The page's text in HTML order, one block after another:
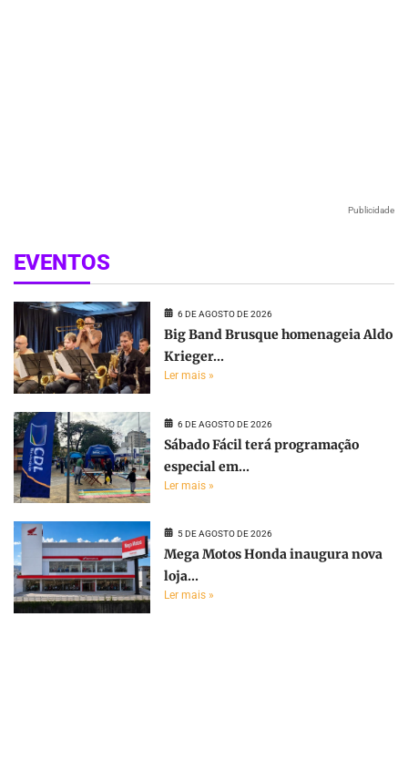
Publicidade
EVENTOS
6 DE AGOSTO DE 2026
Big Band Brusque homenageia Aldo
Krieger...
Ler mais »
6 DE AGOSTO DE 2026
Sábado Fácil terá programação
especial em...
Ler mais »
5 DE AGOSTO DE 2026
Mega Motos Honda inaugura nova
loja...
Ler mais »